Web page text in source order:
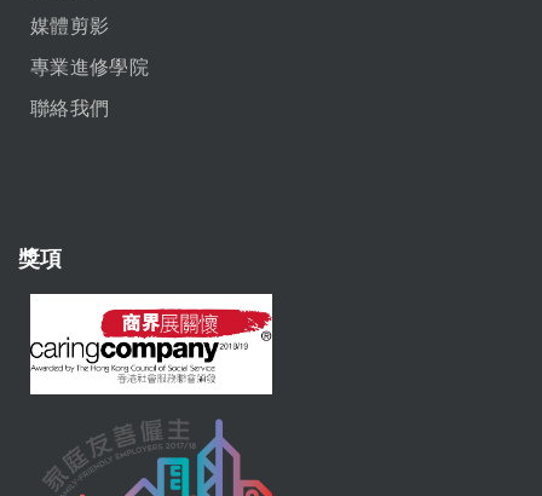
媒體剪影
專業進修學院
聯絡我們
獎項